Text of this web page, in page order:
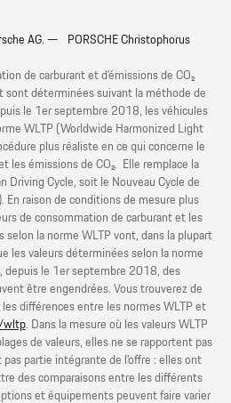
AG. — PORSCHE Christophorus
de carburant et d’émissions de CO₂
déterminées suivant la méthode de
le 1er septembre 2018, les véhicules
WLTP (Worldwide Harmonized Light
plus réaliste en ce qui concerne le
les émissions de CO₂. Elle remplace la
Driving Cycle, soit le Nouveau Cycle de
En raison de conditions de mesure plus
de consommation de carburant et les
selon la norme WLTP vont, dans la plupart
les valeurs déterminées selon la norme
depuis le 1er septembre 2018, des
être engendrées. Vous trouverez de
différences entre les normes WLTP et
wltp. Dans la mesure où les valeurs WLTP
de valeurs, elles ne se rapportent pas
partie intégrante de l’offre : elles ont
des comparaisons entre les différents
et équipements peuvent faire varier